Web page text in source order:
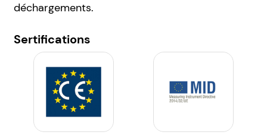
déchargements.
Sertifications